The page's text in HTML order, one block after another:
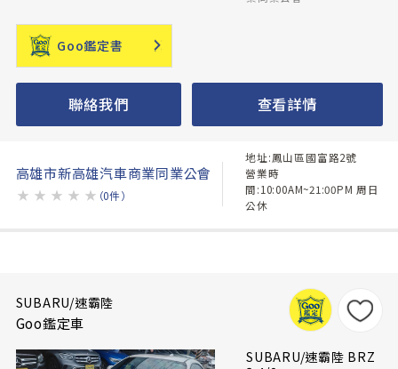
Goo鑑定書
聯絡我們 查看詳情
高雄市新高雄汽車商業同業公會
★ ★ ★ ★ ★ （0件）
地址:鳳山區國富路2號
營業時
間:10:00AM~21:00PM 周日
公休
SUBARU/速霸陸
Goo鑑定車
SUBARU/速霸陸 BRZ